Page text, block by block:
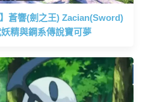
蒼響(劍之王) Zacian(Sword)
妖精與鋼系傳說寶可夢